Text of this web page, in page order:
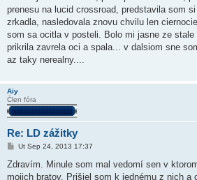
prenesu na lucid crossroad, predstavila som
zrkadla, nasledovala znovu chvilu len
som sa ocitla v posteli. Bolo mi jasne ze
prikrila zavrela oci a spala... v dalsiom sne
az taky nerealny....
Aiy
Člen fóra
Re: LD zážitky
P
í
Ut Sep 24, 2013 17:37
Zdravím. Minule som mal vedomí sen v
mojich bratov. Prišiel som k jednému z nich a